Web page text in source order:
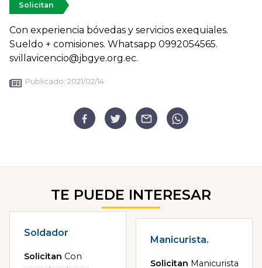
Solicitan
Con experiencia bóvedas y servicios exequiales.
Sueldo + comisiones. Whatsapp 0992054565.
svillavicencio@jbgye.org.ec.
Publicado: 2021/02/14
TE PUEDE INTERESAR
Soldador
Solicitan Con
Manicurista.
Solicitan Manicurista